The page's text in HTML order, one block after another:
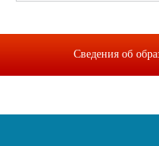
Сведения об